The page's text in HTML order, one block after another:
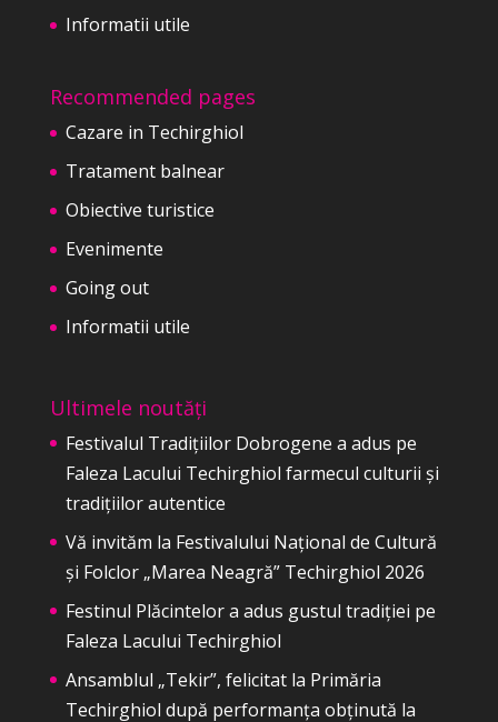
Informatii utile
Recommended pages
Cazare in Techirghiol
Tratament balnear
Obiective turistice
Evenimente
Going out
Informatii utile
Ultimele noutăți
Festivalul Tradițiilor Dobrogene a adus pe
Faleza Lacului Techirghiol farmecul culturii și
tradițiilor autentice
Vă invităm la Festivalului Național de Cultură
și Folclor „Marea Neagră” Techirghiol 2026
Festinul Plăcintelor a adus gustul tradiției pe
Faleza Lacului Techirghiol
Ansamblul „Tekir”, felicitat la Primăria
Techirghiol după performanța obținută la